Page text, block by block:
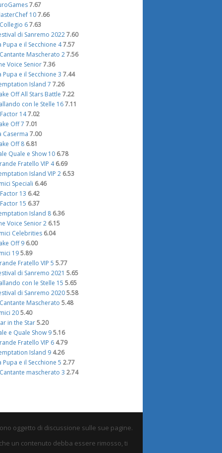
7.67
10 7.66
6 7.63
di Sanremo 2022 7.60
Pupa e il Secchione 47.57
Mascherato 2 7.56
Voice Senior 7.36
Pupa e il Secchione 3 7.44
Island 7 7.26
Off All Stars Battle 7.22
con le Stelle 16 7.11
147.02
Off 7 7.01
Caserma 7.00
Off 8 6.81
Quale e Show 10 6.78
Fratello VIP 4 6.69
Island VIP 2 6.53
Speciali 6.46
13 6.42
15 6.37
Island 8 6.36
Voice Senior 2 6.15
Celebrities 6.04
Off 9 6.00
19 5.89
Fratello VIP 5 5.77
di Sanremo 2021 5.65
con le Stelle 15 5.65
di Sanremo 2020 5.58
Mascherato 5.48
20 5.40
in the Star 5.20
e Quale Show 9 5.16
Fratello VIP 6 4.79
Island 9 4.26
Pupa e il Secchione 5 2.77
mascherato 3 2.74
oggetto di discussione sulle sue pagine.
un contenuto debba essere rimosso, ti